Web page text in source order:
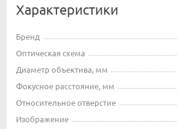
Характеристики
Бренд
Оптическая схема
Диаметр объектива, мм
Фокусное расстояние, мм
Относительное отверстие
Изображение